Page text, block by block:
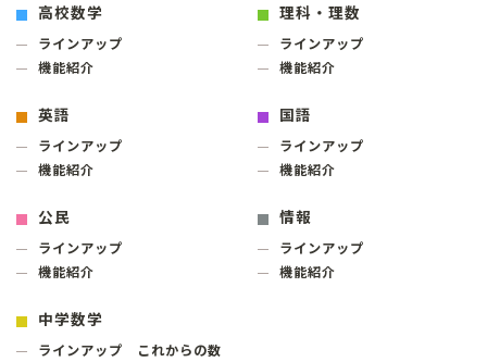
高校数学
ラインアップ
機能紹介
理科・理数
ラインアップ
機能紹介
英語
ラインアップ
機能紹介
国語
ラインアップ
機能紹介
公民
ラインアップ
機能紹介
情報
ラインアップ
機能紹介
中学数学
ラインアップ これからの数